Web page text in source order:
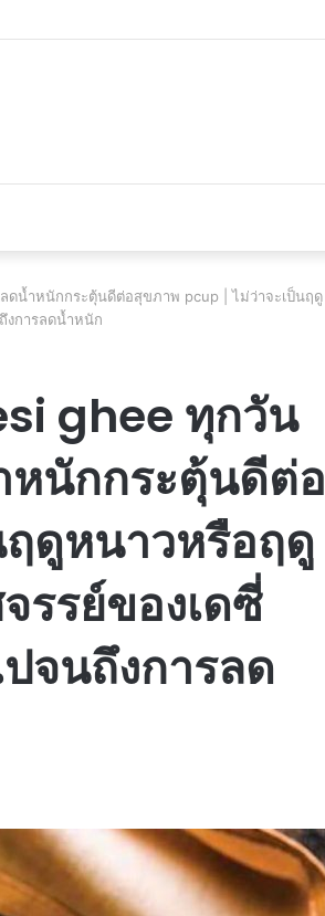
plein essor
น้ำหนักกระตุ้นดีต่อสุขภาพ pcup | ไม่ว่าจะเป็นฤดู
งการลดน้ำหนัก
ghee ทุกวัน
หนักกระตุ้นดีต่อ
ดูหนาวหรือฤดู
รรย์ของเดซี่
จนถึงการลด